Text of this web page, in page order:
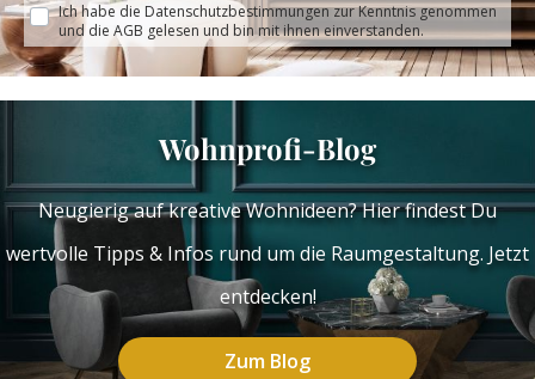
Ich habe die Datenschutzbestimmungenzur Kenntnis genommen
und die AGB gelesen und bin mit ihnen einverstanden.
Wohnprofi-Blog
Neugierig auf kreative Wohnideen? Hier findest Du
wertvolle Tipps & Infos rund um die Raumgestaltung. Jetzt
entdecken!
Zum Blog